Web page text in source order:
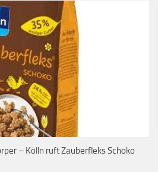
– Kölln ruft Zauberfleks Schoko